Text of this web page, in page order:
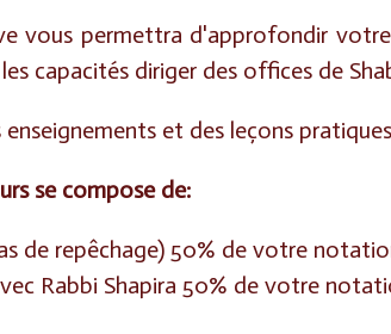
vous permettra d'approfondir
capacités diriger des offices de
et des leçons
se compose de:
de repêchage) 50% de votre
Rabbi Shapira 50% de votre